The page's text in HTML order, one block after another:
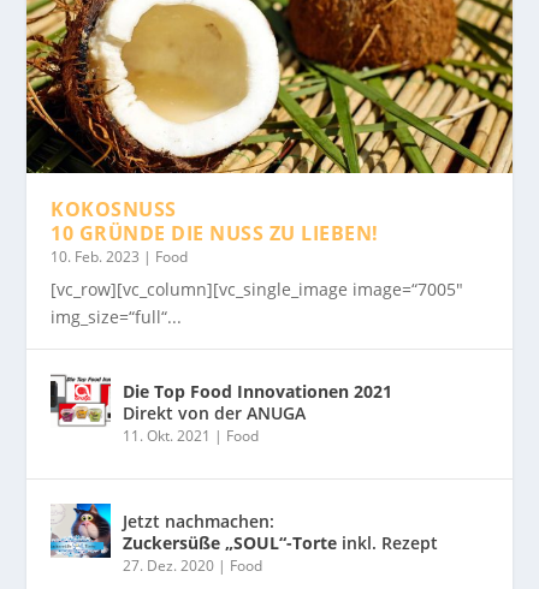
KOKOSNUSS
10 GRÜNDE DIE NUSS ZU LIEBEN!
10. Feb. 2023 | Food
[vc_row][vc_column][vc_single_image image=“7005″
img_size=“full“...
Die Top Food Innovationen 2021
Direkt von der ANUGA
11. Okt. 2021 | Food
Jetzt nachmachen:
Zuckersüße „SOUL“-Torte inkl. Rezept
27. Dez. 2020 | Food